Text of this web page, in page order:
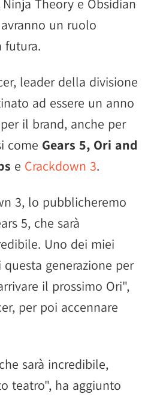
Theory e Obsidian
un ruolo
futura.
leader della divisione
ad essere un anno
il brand, anche per
come Gears 5, Ori and
e Crackdown 3.
3, lo pubblicheremo
5, che sarà
Uno dei miei
generazione per
il prossimo Ori",
per poi accennare
sarà incredibile,
teatro", ha aggiunto